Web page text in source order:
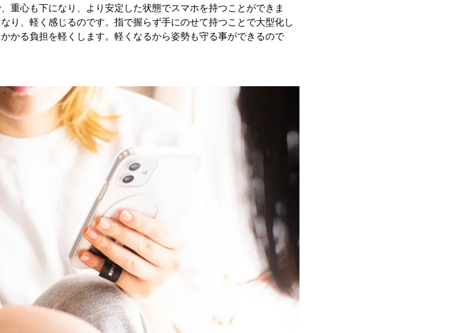
重心も下になり、より安定した状態でスマホを持つことができま
り、軽く感じるのです。指で握らず手にのせて持つことで大型化し
かる負担を軽くします。軽くなるから姿勢も守る事ができるので